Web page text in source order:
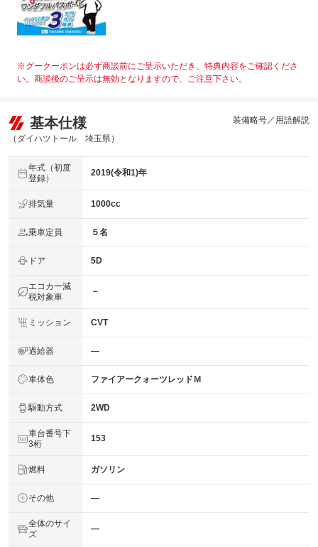
※グークーポンは必ず商談前にご呈示いただき、特典内容をご確認くださ
い。商談後のご呈示は無効となりますので、ご注意下さい。
基本仕様
（ダイハツトール 埼玉県）
装備略号／用語解説
年式（初度
登録）
2019(令和1)年
排気量 1000cc
乗車定員 ５名
ドア 5D
エコカー減
税対象車
－
ミッション CVT
過給器 ―
車体色 ファイアークォーツレッドＭ
駆動方式 2WD
車台番号下
3桁
153
燃料 ガソリン
その他 ―
全体のサイ
ズ
―